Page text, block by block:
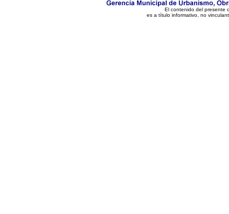
El contenido del presente
es a título informativo, no